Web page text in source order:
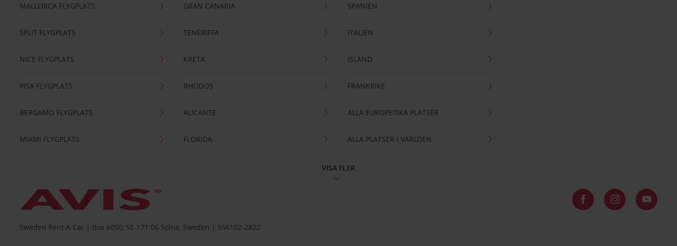
MALLORCA FLYGPLATS
SPLIT FLYGPLATS
NICE FLYGPLATS
PISA FLYGPLATS
BERGAMO FLYGPLATS
MIAMI FLYGPLATS
GRAN CANARIA
TENERIFFA
KRETA
RHODOS
ALICANTE
FLORIDA
SPANIEN
ITALIEN
ISLAND
FRANKRIKE
ALLA EUROPEISKA PLATSER
ALLA PLATSER I VÄRLDEN
VISA FLER
Sweden Rent A Car | Box 6050, SE-171 06 Solna, Sweden | 556102-2822